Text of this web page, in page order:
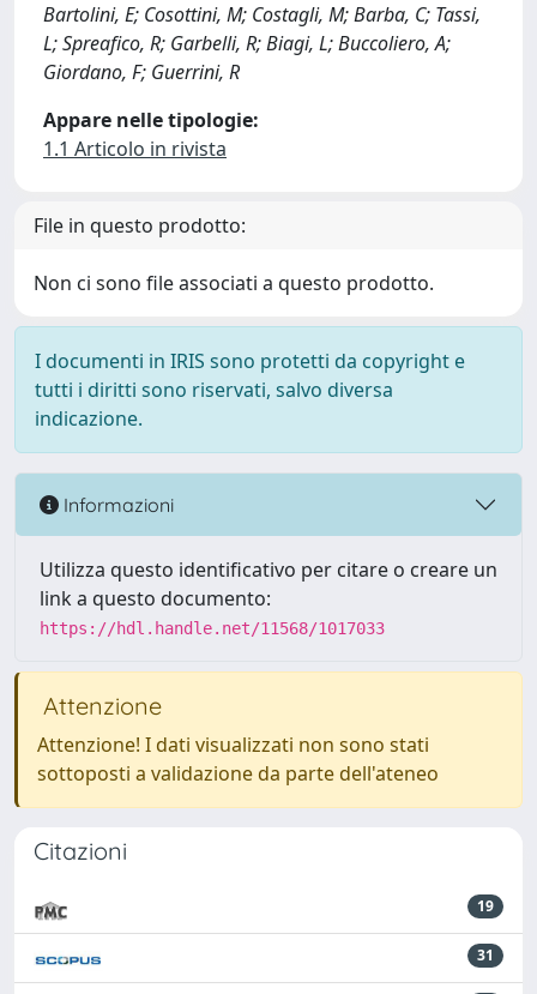
Bartolini, E; Cosottini, M; Costagli, M; Barba, C; Tassi,
L; Spreafico, R; Garbelli, R; Biagi, L; Buccoliero, A;
Giordano, F; Guerrini, R
Appare nelle tipologie:
1.1 Articolo in rivista
File in questo prodotto:
Non ci sono file associati a questo prodotto.
I documenti in IRIS sono protetti da copyright e
tutti i diritti sono riservati, salvo diversa
indicazione.
Informazioni
Utilizza questo identificativo per citare o creare un
link a questo documento:
https://hdl.handle.net/11568/1017033
Attenzione
Attenzione! I dati visualizzati non sono stati
sottoposti a validazione da parte dell'ateneo
Citazioni
19
31